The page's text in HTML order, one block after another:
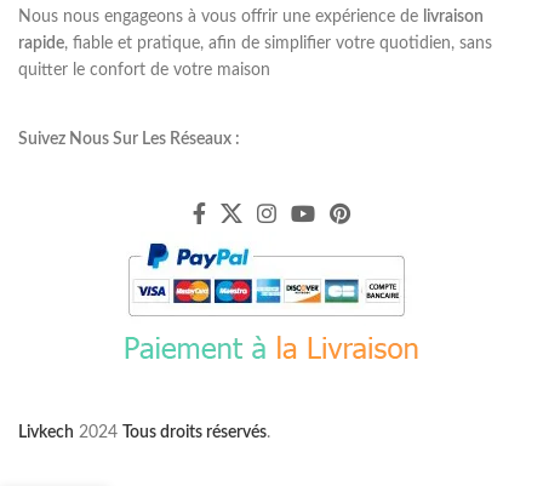
Nous nous engageons à vous offrir une expérience de livraison
rapide, fiable et pratique, afin de simplifier votre quotidien, sans
quitter le confort de votre maison
Suivez Nous Sur Les Réseaux :
Livkech 2024 Tous droits réservés.